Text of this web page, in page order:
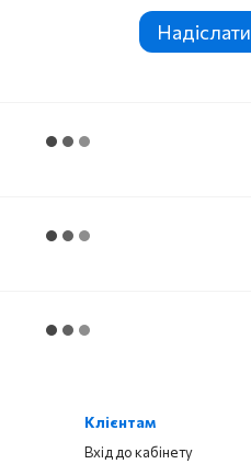
Надіслати
Клієнтам
Вхід до кабінету